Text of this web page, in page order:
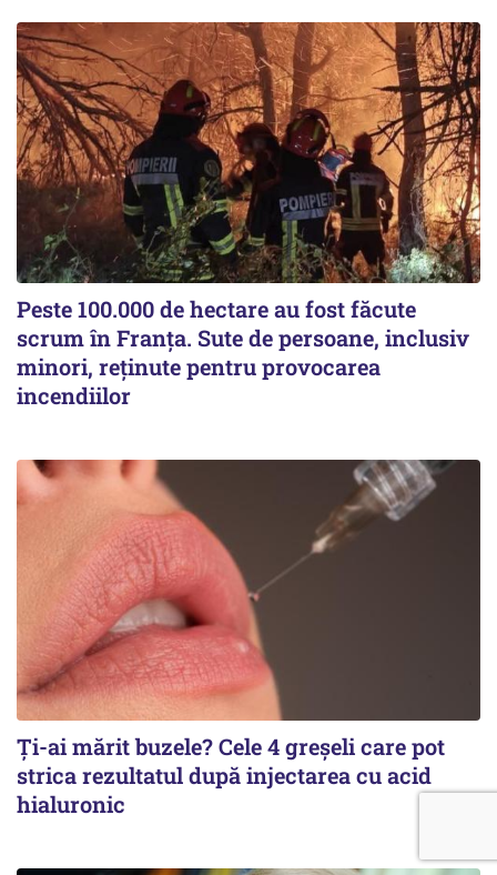
Peste 100.000 de hectare au fost făcute
scrum în Franța. Sute de persoane, inclusiv
minori, reținute pentru provocarea
incendiilor
Ți-ai mărit buzele? Cele 4 greșeli care pot
strica rezultatul după injectarea cu acid
hialuronic